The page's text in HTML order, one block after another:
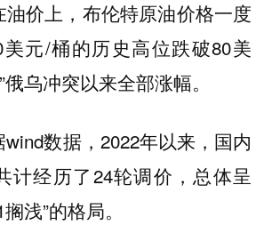
价上，布伦特原油价格一度
美元/桶的历史高位跌破80美
乌冲突以来全部涨幅。
数据，2022年以来，国内
计经历了24轮调价，总体呈
浅”的格局。